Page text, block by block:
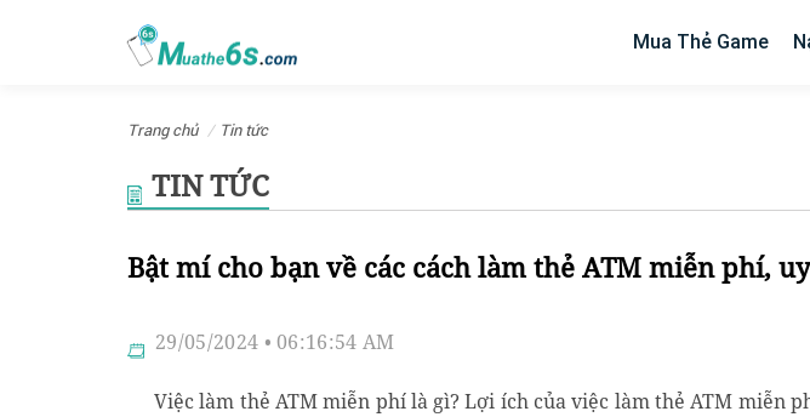
Mua Thẻ Game
Trang chủ Tin tức
TIN TỨC
Bật mí cho bạn về các cách làm thẻ ATM miễn phí,
29/05/2024 • 06:16:54 AM
Việc làm thẻ ATM miễn phí là gì? Lợi ích của việc làm thẻ ATM miễn